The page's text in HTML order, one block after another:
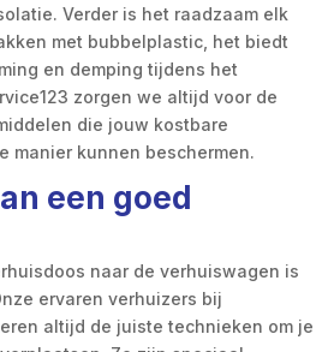
Verder is het raadzaam elk
met bubbelplastic, het biedt
en demping tijdens het
zorgen we altijd voor de
die jouw kostbare
manier kunnen beschermen.
een goed
naar de verhuiswagen is
ervaren verhuizers bij
altijd de juiste technieken om je